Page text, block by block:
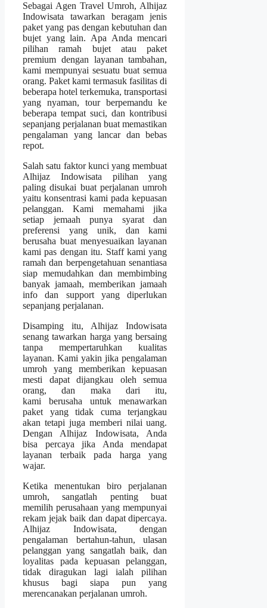
Sebagai Agen Travel Umroh, Alhijaz
Indowisata tawarkan beragam jenis
paket yang pas dengan kebutuhan dan
bujet yang lain. Apa Anda mencari
pilihan ramah bujet atau paket
premium dengan layanan tambahan,
kami mempunyai sesuatu buat semua
orang. Paket kami termasuk fasilitas di
beberapa hotel terkemuka, transportasi
yang nyaman, tour berpemandu ke
beberapa tempat suci, dan kontribusi
sepanjang perjalanan buat memastikan
pengalaman yang lancar dan bebas
repot.
Salah satu faktor kunci yang membuat
Alhijaz Indowisata pilihan yang
paling disukai buat perjalanan umroh
yaitu konsentrasi kami pada kepuasan
pelanggan. Kami memahami jika
setiap jemaah punya syarat dan
preferensi yang unik, dan kami
berusaha buat menyesuaikan layanan
kami pas dengan itu. Staff kami yang
ramah dan berpengetahuan senantiasa
siap memudahkan dan membimbing
banyak jamaah, memberikan jamaah
info dan support yang diperlukan
sepanjang perjalanan.
Disamping itu, Alhijaz Indowisata
senang tawarkan harga yang bersaing
tanpa mempertaruhkan kualitas
layanan. Kami yakin jika pengalaman
umroh yang memberikan kepuasan
mesti dapat dijangkau oleh semua
orang, dan maka dari itu,
kami berusaha untuk menawarkan
paket yang tidak cuma terjangkau
akan tetapi juga memberi nilai uang.
Dengan Alhijaz Indowisata, Anda
bisa percaya jika Anda mendapat
layanan terbaik pada harga yang
wajar.
Ketika menentukan biro perjalanan
umroh, sangatlah penting buat
memilih perusahaan yang mempunyai
rekam jejak baik dan dapat dipercaya.
Alhijaz Indowisata, dengan
pengalaman bertahun-tahun, ulasan
pelanggan yang sangatlah baik, dan
loyalitas pada kepuasan pelanggan,
tidak diragukan lagi ialah pilihan
khusus bagi siapa pun yang
merencanakan perjalanan umroh.